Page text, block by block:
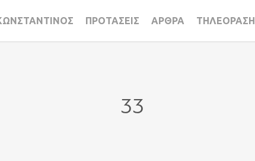
ΠΡΟΤΑΣΕΙΣ ΑΡΘΡΑ ΤΗΛΕΟΡΑΣΗ
33